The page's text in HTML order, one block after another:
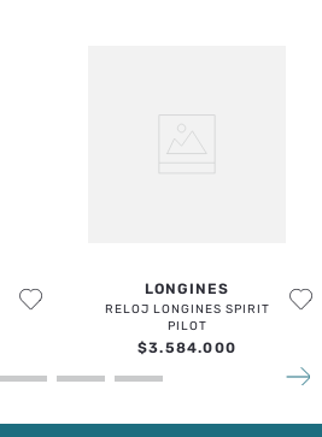
LONGINES
RELOJ LONGINES SPIRIT
PILOT
$3.584.000